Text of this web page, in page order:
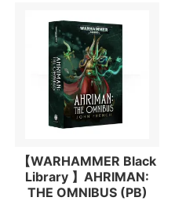
【WARHAMMER Black
Library 】AHRIMAN:
THE OMNIBUS (PB)